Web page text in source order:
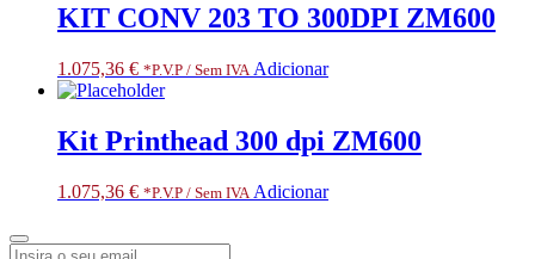
KIT CONV 203 TO 300DPI ZM600
1.075,36 € *P.V.P / Sem IVA Adicionar
Kit Printhead 300 dpi ZM600
1.075,36 € *P.V.P / Sem IVA Adicionar